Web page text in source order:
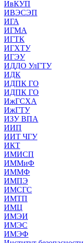
ИвКУП
ИВЭСЭП
ИГА
ИГМА
ИГТК
ИГХТУ
ИГЭУ
ИДДО УлГТУ
ИДК
ИДПК ГО
ИДПК ГО
ИжГСХА
ИжГТУ
ИЗУ ВПА
ИИП
ИИТ ЧГУ
ИКТ
ИМИСП
ИММиФ
ИММФ
ИМПЭ
ИМСГС
ИМТП
ИМЦ
ИМЭИ
ИМЭС
ИМЭФ